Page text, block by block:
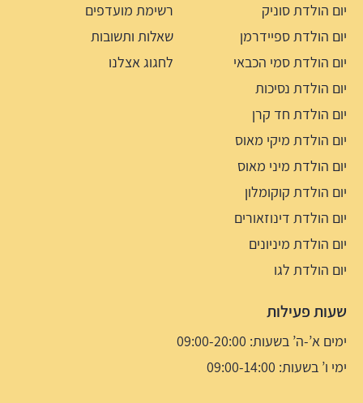
יום הולדת סוניק
יום הולדת ספיידרמן
יום הולדת סמי הכבאי
יום הולדת נסיכות
יום הולדת חד קרן
יום הולדת מיקי מאוס
יום הולדת מיני מאוס
יום הולדת קוקומלון
יום הולדת דינוזאורים
יום הולדת מיניונים
יום הולדת לגו
רשימת מועדפים
שאלות ותשובות
לחגוג אצלנו
שעות פעילות
ימים א’-ה’ בשעות: 09:00-20:00
ימי ו’ בשעות: 09:00-14:00